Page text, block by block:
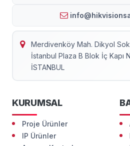
Merdivenköy Mah. Dikyol
İstanbul Plaza B Blok İç Kapı
İSTANBUL
KURUMSAL
Proje Ürünler
IP Ürünler